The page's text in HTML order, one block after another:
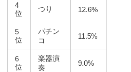
4
位
つり 12.6%
5
位
パチン
コ
11.5%
6
位
楽器演
奏
9.0%